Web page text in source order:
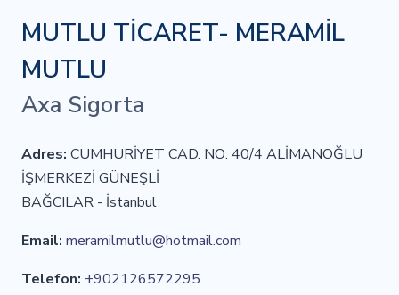
MUTLU TİCARET- MERAMİL
MUTLU
Axa Sigorta
Adres: CUMHURİYET CAD. NO: 40/4 ALİMANOĞLU
İŞMERKEZİ GÜNEŞLİ
BAĞCILAR - İstanbul
Email: meramilmutlu@hotmail.com
Telefon: +902126572295